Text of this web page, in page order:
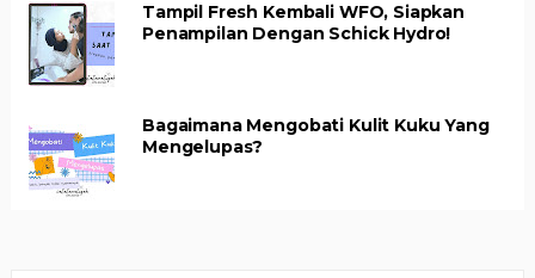
Tampil Fresh Kembali WFO, Siapkan
Penampilan Dengan Schick Hydro!
Bagaimana Mengobati Kulit Kuku Yang
Mengelupas?